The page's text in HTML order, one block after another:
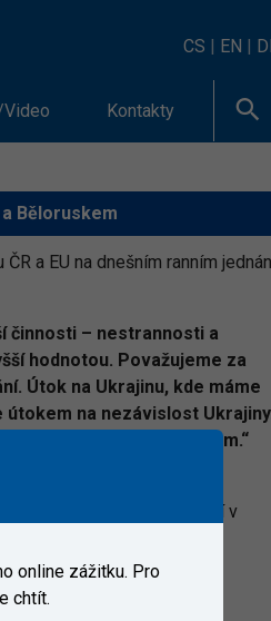
CS | EN |
Kontakty
Běloruskem
a EU na dnešním ranním
činnosti – nestrannosti a
hodnotou. Považujeme za
Útok na Ukrajinu, kde máme
útokem na nezávislost
s Ruskem a Běloruskem.“
a komplexních řešení v
vlastníci železniční
v zahraničí.
online zážitku. Pro
chtít.